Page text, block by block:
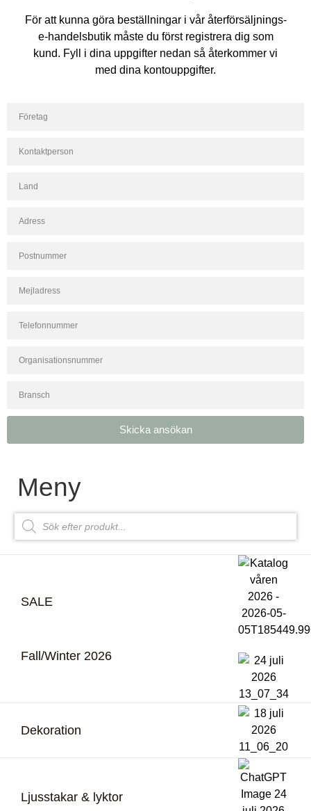
För att kunna göra beställningar i vår återförsäljnings-
e-handelsbutik måste du först registrera dig som
kund. Fyll i dina uppgifter nedan så återkommer vi
med dina kontouppgifter.
Skicka ansökan
Meny
SALE
Fall/Winter 2026
Dekoration
Ljusstakar & lyktor